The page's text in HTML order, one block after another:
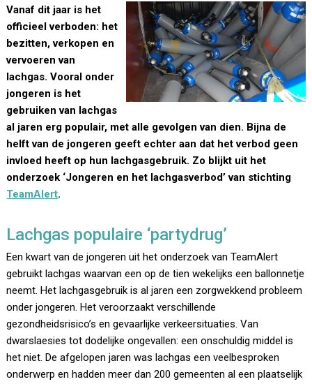
Vanaf dit jaar is het
officieel verboden: het
bezitten, verkopen en
vervoeren van
lachgas. Vooral onder
jongeren is het
gebruiken van lachgas
al jaren erg populair, met alle gevolgen van dien. Bijna de
helft van de jongeren geeft echter aan dat het verbod geen
invloed heeft op hun lachgasgebruik. Zo blijkt uit het
onderzoek ‘Jongeren en het lachgasverbod’ van stichting
TeamAlert.
Lachgas populaire ‘partydrug’
Een kwart van de jongeren uit het onderzoek van TeamAlert
gebruikt lachgas waarvan een op de tien wekelijks een ballonnetje
neemt. Het lachgasgebruik is al jaren een zorgwekkend probleem
onder jongeren. Het veroorzaakt verschillende
gezondheidsrisico’s en gevaarlijke verkeersituaties. Van
dwarslaesies tot dodelijke ongevallen: een onschuldig middel is
het niet. De afgelopen jaren was lachgas een veelbesproken
onderwerp en hadden meer dan 200 gemeenten al een plaatselijk